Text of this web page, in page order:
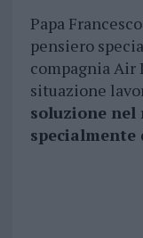
Papa
pensiero
compagnia Air
situazione
soluzione
specialmente